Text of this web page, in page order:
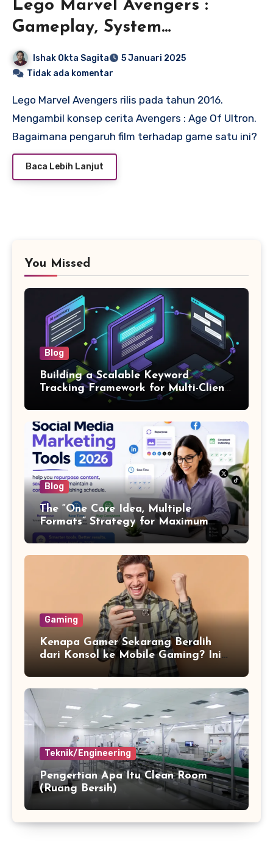
Lego Marvel Avengers :
Gameplay, System
Requirement, Tips and Trick
Ishak Okta Sagita
5 Januari 2025
Tidak ada komentar
Lego Marvel Avengers rilis pada tahun 2016.
Mengambil konsep cerita Avengers : Age Of Ultron.
Bagaimana pengaruh film terhadap game satu ini?
Baca Lebih Lanjut
You Missed
Blog
Building a Scalable Keyword
Tracking Framework for Multi-Client
SEO Agencies
Blog
The “One Core Idea, Multiple
Formats” Strategy for Maximum
Content Output
Gaming
Kenapa Gamer Sekarang Beralih
dari Konsol ke Mobile Gaming? Ini
Teknik/Engineering
Pengertian Apa Itu Clean Room
(Ruang Bersih)